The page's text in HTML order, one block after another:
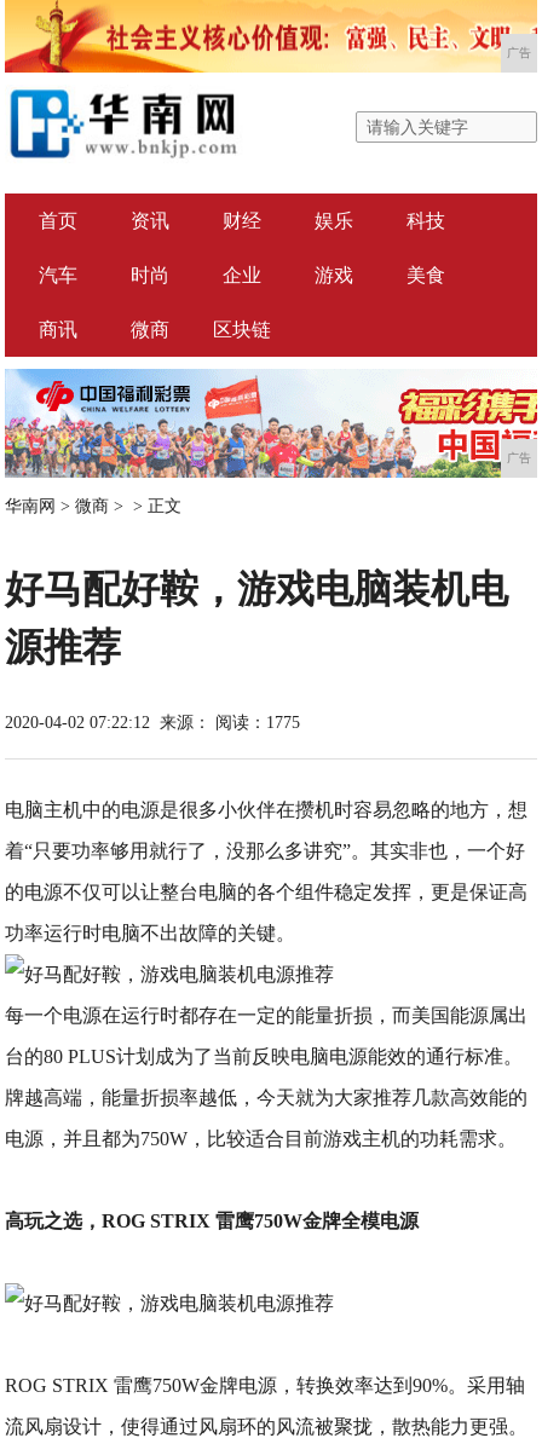
广告
首页 资讯 财经 娱乐 科技
汽车 时尚 企业 游戏 美食
商讯 微商 区块链
广告
华南网 >微商 > > 正文
好马配好鞍，游戏电脑装机电
源推荐
2020-04-02 07:22:12 来源： 阅读：1775
电脑主机中的电源是很多小伙伴在攒机时容易忽略的地方，想
着“只要功率够用就行了，没那么多讲究”。其实非也，一个好
的电源不仅可以让整台电脑的各个组件稳定发挥，更是保证高
功率运行时电脑不出故障的关键。
每一个电源在运行时都存在一定的能量折损，而美国能源属出
台的80 PLUS计划成为了当前反映电脑电源能效的通行标准。
牌越高端，能量折损率越低，今天就为大家推荐几款高效能的
电源，并且都为750W，比较适合目前游戏主机的功耗需求。
高玩之选，ROG STRIX 雷鹰750W金牌全模电源
ROG STRIX 雷鹰750W金牌电源，转换效率达到90%。采用轴
流风扇设计，使得通过风扇环的风流被聚拢，散热能力更强。